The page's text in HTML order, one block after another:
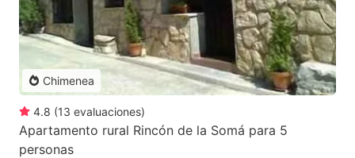
Chimenea
4.8 (13 evaluaciones)
Apartamento rural Rincón de la Somá para 5
personas